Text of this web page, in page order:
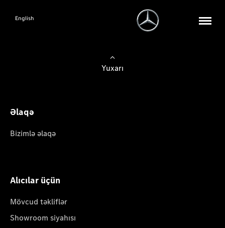
English
Yuxarı
Əlaqə
Bizimlə əlaqə
Alıcılar üçün
Mövcud təkliflər
Showroom siyahısı